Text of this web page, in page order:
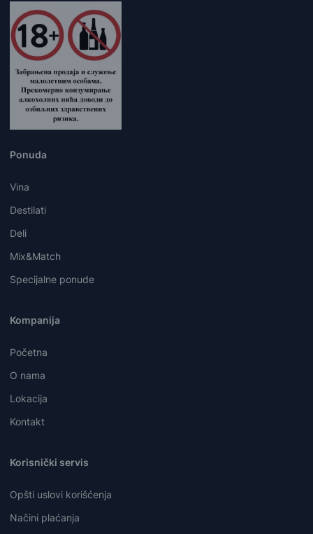
Ponuda
Vina
Destilati
Deli
Mix&Match
Specijalne ponude
Kompanija
Početna
O nama
Lokacija
Kontakt
Korisnički servis
Opšti uslovi korišćenja
Načini plaćanja